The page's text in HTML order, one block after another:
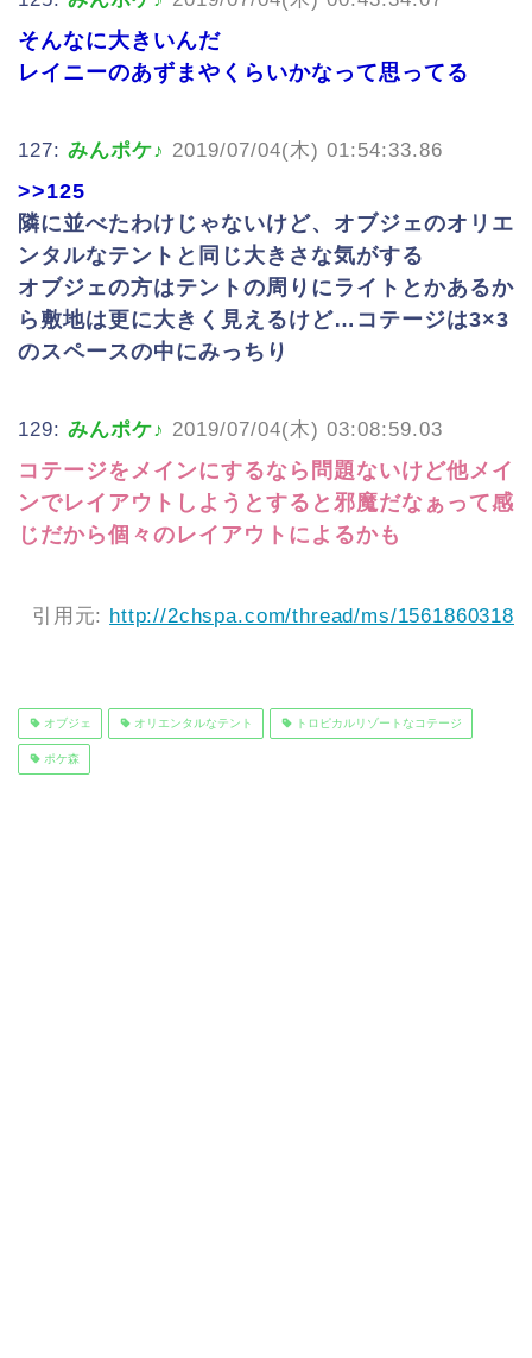
そんなに大きいんだ
レイニーのあずまやくらいかなって思ってる
127: みんポケ♪ 2019/07/04(木) 01:54:33.86
>>125
隣に並べたわけじゃないけど、オブジェのオリエ
ンタルなテントと同じ大きさな気がする
オブジェの方はテントの周りにライトとかあるか
ら敷地は更に大きく見えるけど…コテージは3×3
のスペースの中にみっちり
129: みんポケ♪ 2019/07/04(木) 03:08:59.03
コテージをメインにするなら問題ないけど他メイ
ンでレイアウトしようとすると邪魔だなぁって感
じだから個々のレイアウトによるかも
引用元: http://2chspa.com/thread/ms/1561860318
オブジェ オリエンタルなテント トロピカルリゾートなコテージ
ポケ森